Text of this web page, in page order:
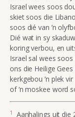
Israel wees soos
skiet soos die
soos dié van ’n
Dié wat in sy
koring verbou, en
Israel sal wees soos
ons die Heilige
kerkgebou ’n plek
of ’n moskee word
1 Aanhalings uit die